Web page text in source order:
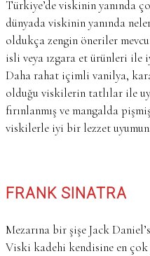
Türkiye’de viskinin yanında
dünyada viskinin yanında
oldukça zengin öneriler
isli veya ızgara et ürünleri
Daha rahat içimli vanilya,
olduğu viskilerin tatlılar ile
fırınlanmış ve mangalda
viskilerle iyi bir lezzet
FRANK SINATRA
Mezarına bir şişe Jack
Viski kadehi kendisine en çok